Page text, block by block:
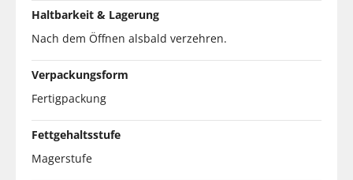
Haltbarkeit & Lagerung
Nach dem Öffnen alsbald verzehren.
Verpackungsform
Fertigpackung
Fettgehaltsstufe
Magerstufe